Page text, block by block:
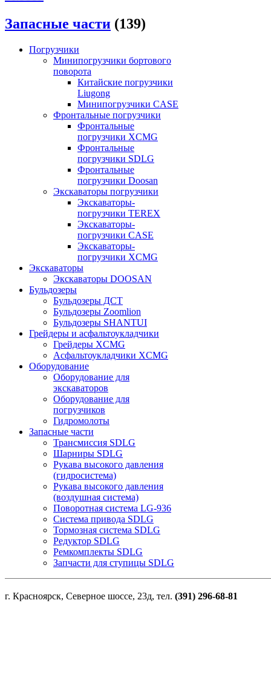
Запасные части (139)
Погрузчики
Минипогрузчики бортового
поворота
Китайские погрузчики
Liugong
Минипогрузчики CASE
Фронтальные погрузчики
Фронтальные
погрузчики XCMG
Фронтальные
погрузчики SDLG
Фронтальные
погрузчики Doosan
Экскаваторы погрузчики
Экскаваторы-
погрузчики TEREX
Экскаваторы-
погрузчики CASE
Экскаваторы-
погрузчики XCMG
Экскаваторы
Экскаваторы DOOSAN
Бульдозеры
Бульдозеры ДСТ
Бульдозеры Zoomlion
Бульдозеры SHANTUI
Грейдеры и асфальтоукладчики
Грейдеры XCMG
Асфальтоукладчики XCMG
Оборудование
Оборудование для
экскаваторов
Оборудование для
погрузчиков
Гидромолоты
Запасные части
Трансмиссия SDLG
Шарниры SDLG
Рукава высокого давления
(гидросистема)
Рукава высокого давления
(воздушная система)
Поворотная система LG-936
Система привода SDLG
Тормозная система SDLG
Редуктор SDLG
Ремкомплекты SDLG
Запчасти для ступицы SDLG
г. Красноярск, Северное шоссе, 23д, тел. (391) 296-68-81